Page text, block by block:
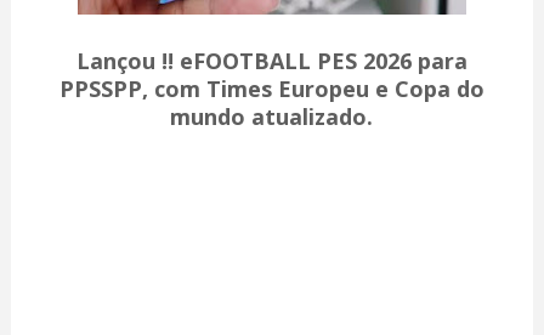
Lançou !! eFOOTBALL PES 2026 para
PPSSPP, com Times Europeu e Copa do
mundo atualizado.